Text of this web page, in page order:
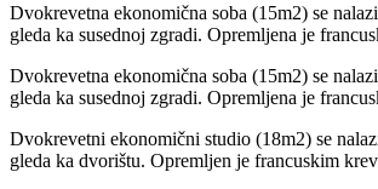
Dvokrevetna ekonomična soba (15m2) se
gleda ka susednoj zgradi. Opremljena je
Dvokrevetna ekonomična soba (15m2) se
gleda ka susednoj zgradi. Opremljena je
Dvokrevetni ekonomični studio (18m2) se
gleda ka dvorištu. Opremljen je francuskim